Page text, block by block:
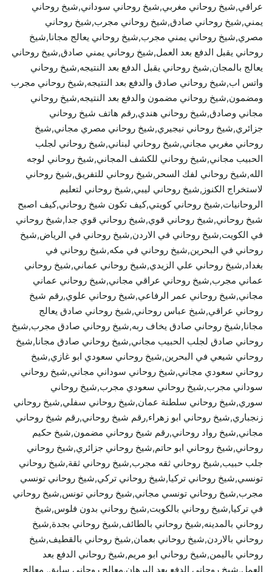
عراقي,شيخ روحاني مغربي,شيخ روحاني سوداني,شيخ روحاني
يمني,شيخ روحاني صادق,شيخ روحاني مجرب,شيخ روحاني
مصري,شيخ روحاني يمني مجرب,شيخ روحاني يعالج مجانا,شيخ
روحاني يقبل الدفع بعد العمل,شيخ روحاني يمني صادق,شيخ روحاني
يعالج بالمجان,شيخ روحاني يقبل الدفع بعد النتيجه,شيخ روحاني
واتس اب,شيخ روحاني صادق والدفع بعد النتيجه,شيخ روحاني مجرب
ومضمون,شيخ روحاني مضمون والدفع بعد النتيجه,شيخ روحاني
مجاني وصادق,شيخ روحاني هندي,رقم هاتف شيخ روحاني
جزائري,شيخ روحاني نيجيري,شيخ روحاني مصري مجاني,شيخ
روحاني مغربي مجاني,شيخ روحاني لبناني,شيخ روحاني لجلب
الحبيب مجاني,شيخ روحاني للكشف المجاني,شيخ روحاني لوجه
الله,شيخ روحاني لفك السحر,شيخ روحاني للتفريق,شيخ روحاني
لاستخراج الكنوز,شيخ روحاني ليبي,شيخ روحاني لتعليم
الروحانيات,شيخ روحاني كويتي,كيف تكون شيخ روحاني,كيف اصبح
شيخ روحاني,شيخ روحاني قوي,شيخ روحاني قوي جدا,شيخ روحاني
في الكويت,شيخ روحاني في الاردن,شيخ روحاني في الرياض,شيخ
روحاني في البحرين,شيخ روحاني في مكه,شيخ روحاني في
بغداد,شيخ روحاني علي الزيدي,شيخ روحاني عماني,شيخ روحاني
عماني مجرب,شيخ روحاني عراقي مجاني,شيخ روحاني عماني
مجاني,شيخ روحاني عمر الرفاعي,شيخ روحاني علوي,رقم شيخ
روحاني عراقي,شيخ عباس روحاني,شيخ روحاني صادق يعالج
مجانا,شيخ روحاني صادق يخاف ربه,شيخ روحاني صادق مجرب,شيخ
روحاني صادق لجلب الحبيب مجاني,شيخ روحاني صادق مجانا,شيخ
روحاني شيعي في البحرين,شيخ روحاني سعودي ابو غازي,شيخ
روحاني سعودي مجاني,شيخ روحاني سوداني مجاني,شيخ روحاني
سوداني مجرب,شيخ روحاني سعودي مجرب,شيخ روحاني
سوري,شيخ روحاني سلطنة عمان,شيخ روحاني سفلي,شيخ روحاني
زنجباري,شيخ روحاني ابو زهراء,رقم شيخ روحاني,رقم شيخ روحاني
مجاني,شيخ رواد روحاني,رقم شيخ روحاني مضمون,شيخ حكيم
روحاني,شيخ روحاني ابو حاتم,شيخ روحاني جزائري,شيخ روحاني
جلب حبيب,شيخ روحاني ثقه مجرب,شيخ روحاني ثقة,شيخ روحاني
تونسي,شيخ روحاني تركيا,شيخ روحاني تركي,شيخ روحاني تونسي
مجرب,شيخ روحاني تونسي مجاني,شيخ روحاني تونس,شيخ روحاني
في تركيا,شيخ روحاني بالكويت,شيخ روحاني بدون فلوس,شيخ
روحاني بالمدينه,شيخ روحاني بالطائف,شيخ روحاني بجدة,شيخ
روحاني بالاردن,شيخ روحاني بعمان,شيخ روحاني بالقطيف,شيخ
روحاني باليمن,شيخ روحاني ابو مريم,شيخ روحاني الدفع بعد
العمل,شيخ روحاني الدفع بعد البرهان,معالج روحاني سابق, معالج